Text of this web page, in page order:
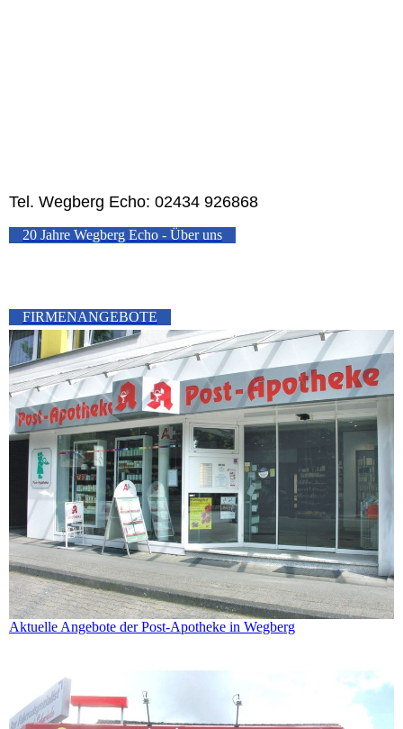
Tel. Wegberg Echo: 02434 926868
20 Jahre Wegberg Echo - Über uns
FIRMENANGEBOTE
Aktuelle Angebote der Post-Apotheke in Wegberg